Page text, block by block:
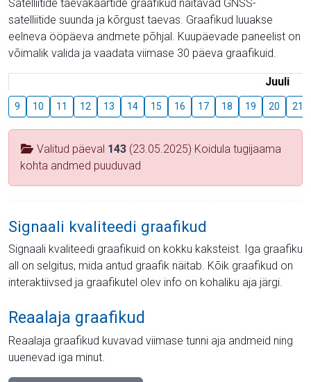
Satelliitide taevakaartide graafikud näitavad GNSS-
satelliitide suunda ja kõrgust taevas. Graafikud luuakse
eelneva ööpäeva andmete põhjal. Kuupäevade paneelist on
võimalik valida ja vaadata viimase 30 päeva graafikuid.
Juuli
9 10 11 12 13 14 15 16 17 18 19 20 21
Valitud päeval 143 (23.05.2025) Koidula tugijaama
kohta andmed puuduvad
Signaali kvaliteedi graafikud
Signaali kvaliteedi graafikuid on kokku kaksteist. Iga graafiku
all on selgitus, mida antud graafik näitab. Kõik graafikud on
interaktiivsed ja graafikutel olev info on kohaliku aja järgi.
Reaalaja graafikud
Reaalaja graafikud kuvavad viimase tunni aja andmeid ning
uuenevad iga minut.